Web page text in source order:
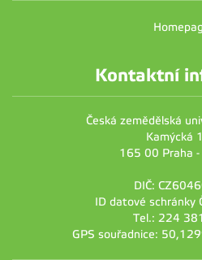
Kontaktní
Česká zemědělská
Kamýcká
165 00 Praha -
DIČ:
ID datové schránky
Tel.: 224
GPS souřadnice: